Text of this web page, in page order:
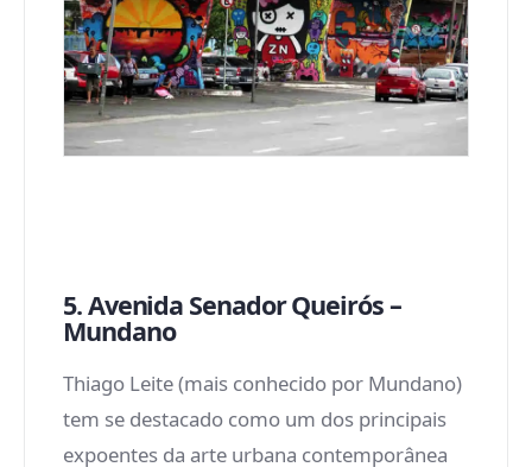
5. Avenida Senador Queirós –
Mundano
Thiago Leite (mais conhecido por Mundano)
tem se destacado como um dos principais
expoentes da arte urbana contemporânea